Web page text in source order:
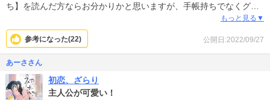
ち】を読んだ方ならお分かりかと思いますが、手帳持ちでなくグレ
ーゾーンと呼ばれる人でさえ、社会で苦労しています。運良く正社
員として働けても、続けることが困難だったり、周りからの理解と
助けが必要です。この主人公は学生時代から手帳持ちです。グレー
ゾーンではありません。その方がお給料が低いのは嫌だからと障が
いを隠して仕事をするなら、障がい者が得られる特権も破棄するべ
きです。障がい者学校で教えるべきことだとも思います。誤解しな
いで頂きたいのですが、障がい者を除け者にしたいというわけでは
もっと見る▼
公開日:2022/09/27
参考になった(22)
あーささん
初恋、ざらり
主人公が可愛い！